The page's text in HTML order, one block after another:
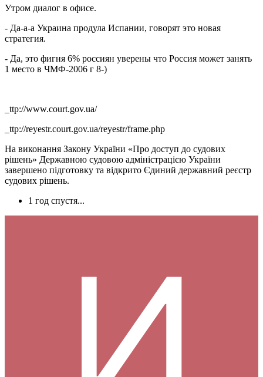
Утром диалог в офисе.
- Да-а-а Украина продула Испании, говорят это новая
стратегия.
- Да, это фигня 6% россиян уверены что Россия может занять
1 место в ЧМФ-2006 г 8-)
_ttp://www.court.gov.ua/
_ttp://reyestr.court.gov.ua/reyestr/frame.php
На виконання Закону України «Про доступ до судових
рішень» Державною судовою адміністрацією України
завершено підготовку та відкрито Єдиний державний реєстр
судових рішень.
1 год спустя...